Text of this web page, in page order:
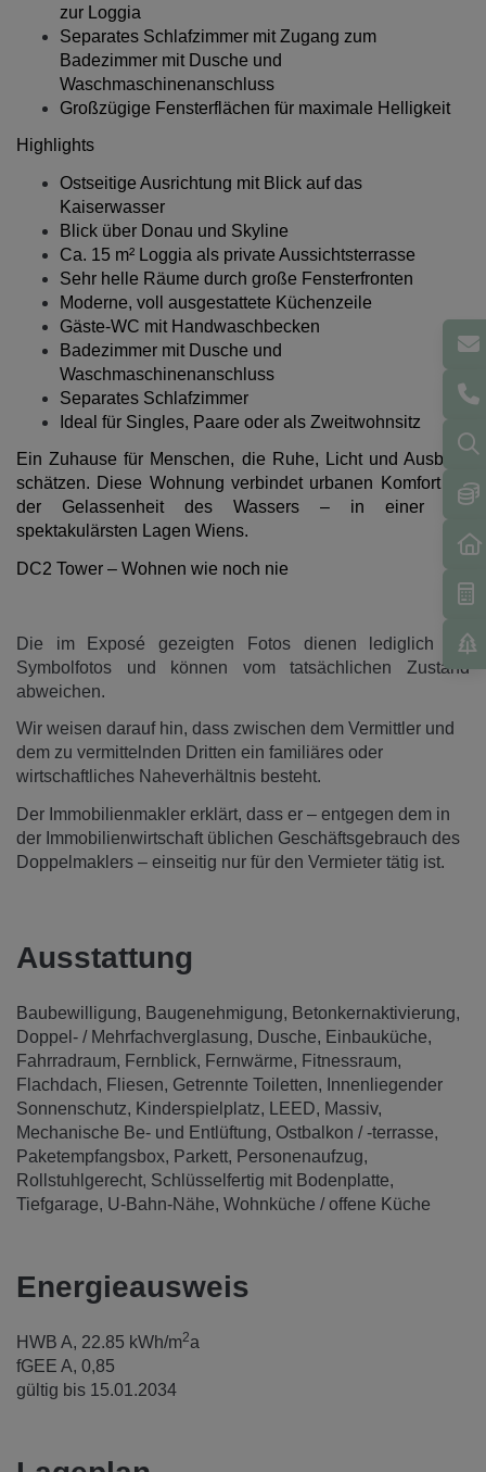
zur Loggia
Separates Schlafzimmer mit Zugang zum
Badezimmer mit Dusche und
Waschmaschinenanschluss
Großzügige Fensterflächen für maximale Helligkeit
Highlights
Ostseitige Ausrichtung mit Blick auf das
Kaiserwasser
Blick über Donau und Skyline
Ca. 15 m² Loggia als private Aussichtsterrasse
Sehr helle Räume durch große Fensterfronten
Moderne, voll ausgestattete Küchenzeile
Gäste-WC mit Handwaschbecken
Badezimmer mit Dusche und
Waschmaschinenanschluss
Separates Schlafzimmer
Ideal für Singles, Paare oder als Zweitwohnsitz
Ein Zuhause für Menschen, die Ruhe, Licht und Ausblick
schätzen. Diese Wohnung verbindet urbanen Komfort mit
der Gelassenheit des Wassers – in einer der
spektakulärsten Lagen Wiens.
DC2 Tower – Wohnen wie noch nie
Die im Exposé gezeigten Fotos dienen lediglich als
Symbolfotos und können vom tatsächlichen Zustand
abweichen.
Wir weisen darauf hin, dass zwischen dem Vermittler und
dem zu vermittelnden Dritten ein familiäres oder
wirtschaftliches Naheverhältnis besteht.
Der Immobilienmakler erklärt, dass er – entgegen dem in
der Immobilienwirtschaft üblichen Geschäftsgebrauch des
Doppelmaklers – einseitig nur für den Vermieter tätig ist.
Ausstattung
Baubewilligung Baugenehmigung
Betonkernaktivierung
Doppel- / Mehrfachverglasung
Dusche
Einbauküche
Fahrradraum
Fernblick Fernwärme
Fitnessraum
Flachdach
Fliesen Getrennte Toiletten
Innenliegender
Sonnenschutz
Kinderspielplatz LEED
Massiv
Mechanische Be- und Entlüftung Ostbalkon / -terrasse
Paketempfangsbox
Parkett
Personenaufzug
Rollstuhlgerecht Schlüsselfertig mit Bodenplatte
Tiefgarage U-Bahn-Nähe Wohnküche / offene Küche
Energieausweis
HWB A, 22.85 kWh/m2a
fGEE A, 0,85
gültig bis 15.01.2034